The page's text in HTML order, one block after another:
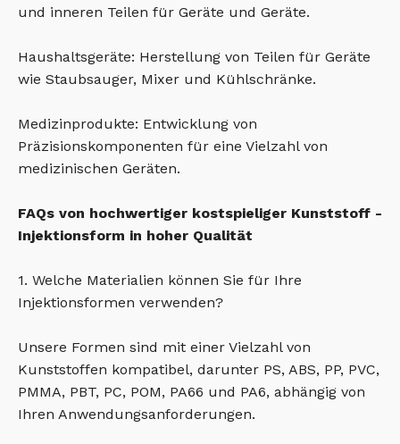
und inneren Teilen für Geräte und Geräte.
Haushaltsgeräte: Herstellung von Teilen für Geräte
wie Staubsauger, Mixer und Kühlschränke.
Medizinprodukte: Entwicklung von
Präzisionskomponenten für eine Vielzahl von
medizinischen Geräten.
FAQs von hochwertiger kostspieliger Kunststoff -
Injektionsform in hoher Qualität
1. Welche Materialien können Sie für Ihre
Injektionsformen verwenden?
Unsere Formen sind mit einer Vielzahl von
Kunststoffen kompatibel, darunter PS, ABS, PP, PVC,
PMMA, PBT, PC, POM, PA66 und PA6, abhängig von
Ihren Anwendungsanforderungen.